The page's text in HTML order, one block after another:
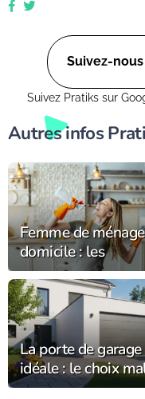
et m'émerveiller devant
ce soit dans un petit
verdoyant. Suivez-
Suivez Pratiks sur
Autres infos
Femme de
domicile : les
meilleurs conseils
pour un intérieur
éclatant
La porte de garage
idéale : le choix
pour votre habitat